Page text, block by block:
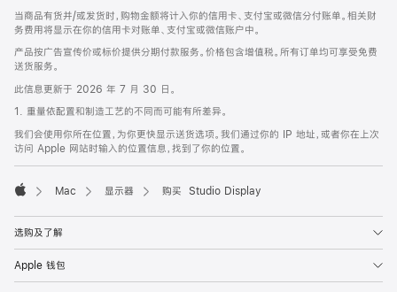
当商品有货并/或发货时，购物金额将计入你的信用卡、支付宝或微信分付账单。相关财
务费用将显示在你的信用卡对账单、支付宝或微信账户中。
产品按广告宣传价或标价提供分期付款服务。价格包含增值税。所有订单均可享受免费
送货服务。
此信息更新于 2026 年 7 月 30 日。
1. 重量依配置和制造工艺的不同而可能有所差异。
我们会使用你所在位置，为你更快显示送货选项。我们通过你的 IP 地址，或者你在上次
访问 Apple 网站时输入的位置信息，找到了你的位置。
Mac 显示器 购买 Studio Display
选购及了解
Apple 钱包